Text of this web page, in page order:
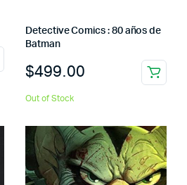
Detective Comics : 80 años de
Batman
$499.00
Out of Stock